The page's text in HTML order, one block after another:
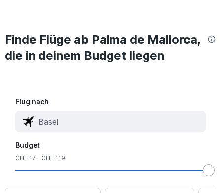
Finde Flüge ab Palma de Mallorca,
die in deinem Budget liegen
Flug nach
Budget
CHF 17 - CHF 119